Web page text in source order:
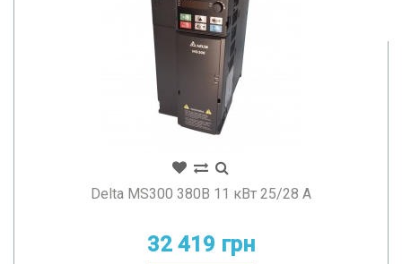
Delta MS300 380В 11 кВт 25/28 А
32 419 грн